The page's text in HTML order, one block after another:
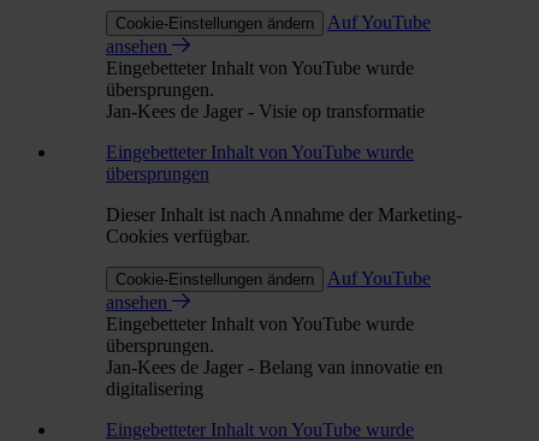
Cookie-Einstellungen ändern
Auf YouTube
ansehen
Eingebetteter Inhalt von YouTube wurde
übersprungen.
Jan-Kees de Jager - Visie op transformatie
Eingebetteter Inhalt von YouTube wurde
übersprungen
Dieser Inhalt ist nach Annahme der Marketing-
Cookies verfügbar.
Cookie-Einstellungen ändern
Auf YouTube
ansehen
Eingebetteter Inhalt von YouTube wurde
übersprungen.
Jan-Kees de Jager - Belang van innovatie en
digitalisering
Eingebetteter Inhalt von YouTube wurde